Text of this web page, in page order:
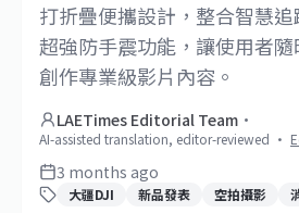
打折疊便攜設計，整合智慧
超強防手震功能，讓使用者
創作專業級影片內容。
LAETimes Editorial Team ·
AI-assisted translation, editor-reviewed ·
3 months ago
大疆DJI 新品發表 空拍攝影